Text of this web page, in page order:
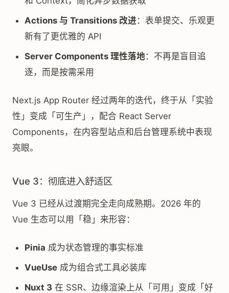
Actions 与 Transitions 改进 ：表单提交、乐观更
新有了更优雅的 API
Server Components 理性落地：不再是盲目追
逐，而是按需采用
Next.js App Router 经过两年的迭代，终于从「实验
性」变成「可生产」，配合 React Server
Components，在内容型站点和后台管理系统中表现
亮眼。
Vue 3：彻底进入舒适区
Vue 3 已经从过渡期完全走向成熟期。2026 年的
Vue 生态可以用「稳」来形容：
Pinia 成为状态管理的事实标准
VueUse 成为组合式工具必装库
Nuxt 3 在 SSR、边缘渲染上从「可用」变成「好